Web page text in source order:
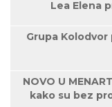
Lea Elena
Grupa
NOVO U
kako su bez